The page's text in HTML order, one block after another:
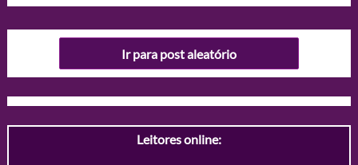
Ir para post aleatório
Leitores online: